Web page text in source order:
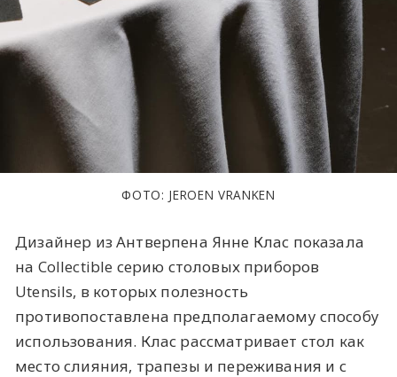
ФОТО: JEROEN VRANKEN
Дизайнер из Антверпена Янне Клас показала
на Collectible серию столовых приборов
Utensils, в которых полезность
противопоставлена предполагаемому способу
использования. Клас рассматривает стол как
место слияния, трапезы и переживания и с